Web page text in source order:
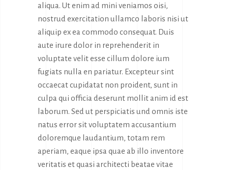
aliqua. Ut enim ad mini veniamos oisi,
nostrud exercitation ullamco laboris nisi ut
aliquip ex ea commodo consequat. Duis
aute irure dolor in reprehenderit in
voluptate velit esse cillum dolore ium
fugiats nulla en pariatur. Excepteur sint
occaecat cupidatat non proident, sunt in
culpa qui officia deserunt mollit anim id est
laborum. Sed ut perspiciatis und omnis iste
natus error sit voluptatem accusantium
doloremque laudantium, totam rem
aperiam, eaque ipsa quae ab illo inventore
veritatis et quasi architecti beatae vitae